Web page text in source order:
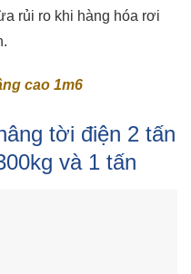
rủi ro khi hàng hóa rơi
cao 1m6
tời điện 2 tấn
và 1 tấn